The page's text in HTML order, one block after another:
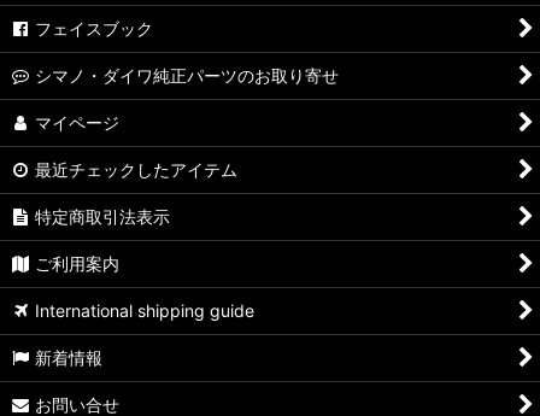
フェイスブック
シマノ・ダイワ純正パーツのお取り寄せ
マイページ
最近チェックしたアイテム
特定商取引法表示
ご利用案内
International shipping guide
新着情報
お問い合せ